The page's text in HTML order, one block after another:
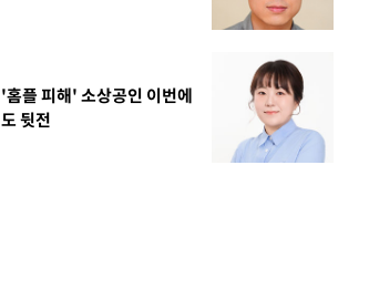
이 대통령, '청
총력 대응'
'홈플 피해' 소상공인 이번에
도 뒷전